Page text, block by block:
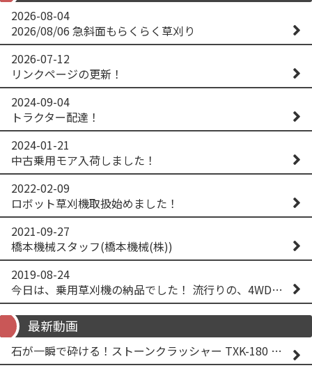
2026-08-04
2026/08/06 急斜面もらくらく草刈り
2026-07-12
リンクページの更新！
2024-09-04
トラクター配達！
2024-01-21
中古乗用モア入荷しました！
2022-02-09
ロボット草刈機取扱始めました！
2021-09-27
橋本機械スタッフ(橋本機械(株))
2019-08-24
今日は、乗用草刈機の納品でした！ 流行りの、4WD！ #イセキアグリ #オーレック #四駆 #増税間近
最新動画
石が一瞬で砕ける！ストーンクラッシャー TXK-180 実演